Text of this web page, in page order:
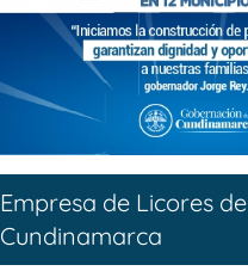
Empresa de Licores de
Cundinamarca